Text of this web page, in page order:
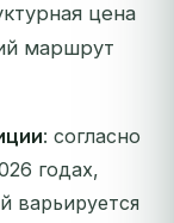
цена
маршрут
: согласно
годах,
варьируется